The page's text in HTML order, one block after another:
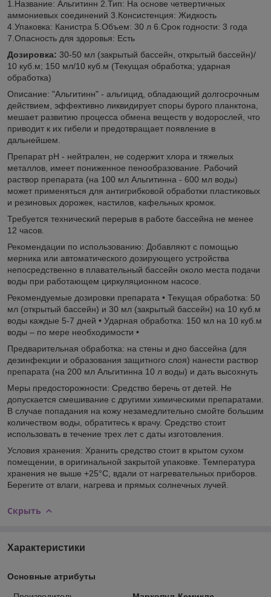
1.Название: Альгитинн 2.Тип: На основе четвертичных
аммониевых соединений 3.Консистенция: Жидкость
4.Упаковка: Канистра 5.Объем: 30 л 6.Срок годности: 3 года
7.Опасность для здоровья: Есть
Дозировка: 30-50 мл (закрытый бассейн, открытый бассейн)/
10 куб.м; 150 мл/10 куб.м (Текущая обработка; ударная
обработка)
Описание: "Альгитинн" - альгицид, обладающий долгосрочным
действием, эффективно ликвидирует споры бурого планктона,
мешает развитию процесса обмена веществ у водорослей, что
приводит к их гибели и предотвращает появление в
дальнейшем.
Препарат рН - нейтрален, не содержит хлора и тяжелых
металлов, имеет пониженное пенообразование. Рабочий
раствор препарата (на 100 мл Альгитинна - 600 мл воды)
может применяться для антигрибковой обработки пластиковых
и резиновых дорожек, настилов, кафельных кромок.
Требуется технический перерыв в работе бассейна не менее
12 часов.
Рекомендации по использованию: Добавляют с помощью
мерника или автоматического дозирующего устройства
непосредственно в плавательный бассейн около места подачи
воды при работающем циркуляционном насосе.
Рекомендуемые дозировки препарата • Текущая обработка: 50
мл (открытый бассейн) и 30 мл (закрытый бассейн) на 10 куб.м
воды каждые 5-7 дней • Ударная обработка: 150 мл на 10 куб.м
воды – по мере необходимости •
Предварительная обработка: на стены и дно бассейна (для
дезинфекции и образования защитного слоя) нанести раствор
препарата (на 200 мл Альгитинна 10 л воды) и дать высохнуть
Меры предосторожности: Средство беречь от детей. Не
допускается смешивание с другими химическими препаратами.
В случае попадания на кожу незамедлительно смойте большим
количеством воды, обратитесь к врачу. Средство стоит
использовать в течение трех лет с даты изготовления.
Условия хранения: Хранить средство стоит в крытом сухом
помещении, в оригинальной закрытой упаковке. Температура
хранения не выше +25°С, вдали от нагревательных приборов.
Берегите от влаги, нагрева и прямых солнечных лучей.
Скрыть
Характеристики
Основные атрибуты